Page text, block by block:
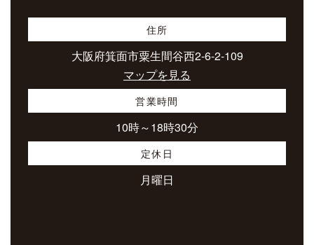
住所
大阪府箕面市粟生間谷西2-6-2-109
マップを見る
営業時間
10時～18時30分
定休日
月曜日